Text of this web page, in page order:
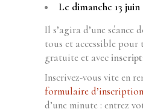
Le dimanche 13 juin
Il s’agira d’une séance
tous et accessible pour
gratuite et avec
Inscrivez-vous vite en
formulaire d’inscription
d’une minute : entrez